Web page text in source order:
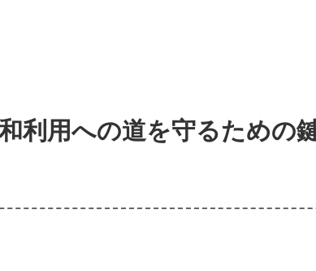
利用への道を守るための